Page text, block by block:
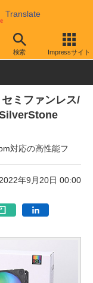
Translate
検索 Impressサイト
品 ケースファン
ミファンレス/
対応の高性能フ
2022年9月20日 00:00